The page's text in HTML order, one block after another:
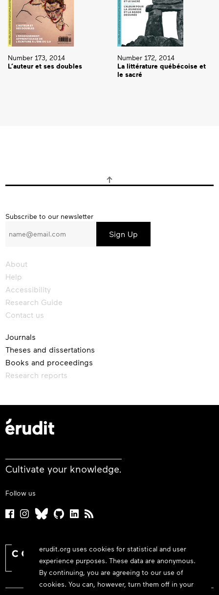
erudit.org uses cookies for statistical and user
experience purposes. These data are anonymous.
By continuing, you are agreeing to our use of
cookies. You can, however, turn them off in your
Number 173, 2014
L’auteur et ses doubles
Number 172, 2014
La littérature québécoise et
le sacré
Subscribe
our
Subscribe to our newsletter
About
Help
Accessibility
Research Guide
Contact us
Journals
Theses and dissertations
Books and proceedings
Research reports
Cultivate your knowledge.
Follow us